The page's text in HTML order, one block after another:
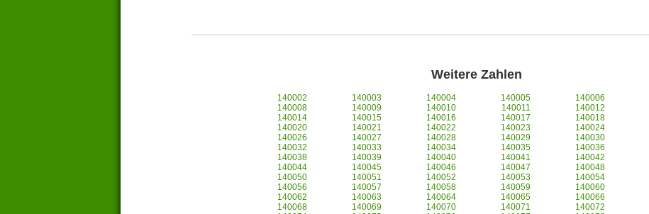
Weitere Zahlen
140002 140003 140004 140005 140006
140008
140009 140010 140011 140012
140014
140015 140016 140017 140018
140020
140021 140022 140023 140024
140026
140027 140028 140029 140030
140032
140033 140034 140035 140036
140038
140039 140040 140041 140042
140044
140045 140046 140047 140048
140050
140051 140052 140053 140054
140056
140057 140058 140059 140060
140062
140063 140064 140065 140066
140068
140069 140070 140071 140072